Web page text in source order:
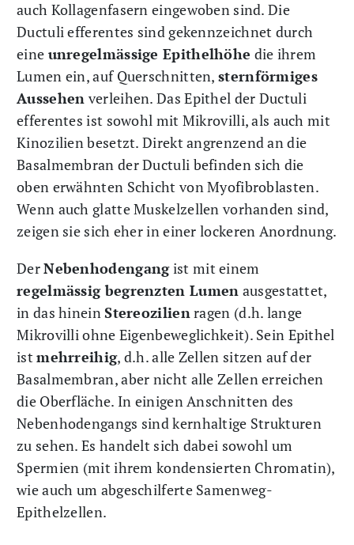
auch Kollagenfasern eingewoben sind. Die
Ductuli efferentes sind gekennzeichnet durch
eine unregelmässige Epithelhöhe die ihrem
Lumen ein, auf Querschnitten,sternförmiges
Aussehen verleihen. Das Epithel der Ductuli
efferentes ist sowohl mit Mikrovilli, als auch mit
Kinozilien besetzt. Direkt angrenzend an die
Basalmembran der Ductuli befinden sich die
oben erwähnten Schicht von Myofibroblasten.
Wenn auch glatte Muskelzellen vorhanden sind,
zeigen sie sich eher in einer lockeren Anordnung.
DerNebenhodengangist mit einem
regelmässig begrenzten Lumen ausgestattet,
in das hineinStereozilien ragen (d.h. lange
Mikrovilli ohne Eigenbeweglichkeit). Sein Epithel
istmehrreihig, d.h. alle Zellen sitzen auf der
Basalmembran, aber nicht alle Zellen erreichen
die Oberfläche. In einigen Anschnitten des
Nebenhodengangs sind kernhaltige Strukturen
zu sehen. Es handelt sich dabei sowohl um
Spermien (mit ihrem kondensierten Chromatin),
wie auch um abgeschilferte Samenweg-
Epithelzellen.